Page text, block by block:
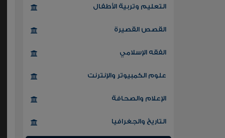
التعليم وتربية الأطفال
القصص القصيرة
الفقه الإسلامي
علوم الكمبيوتر والإنترنت
الإعلام والصحافة
التاريخ والجغرافيا